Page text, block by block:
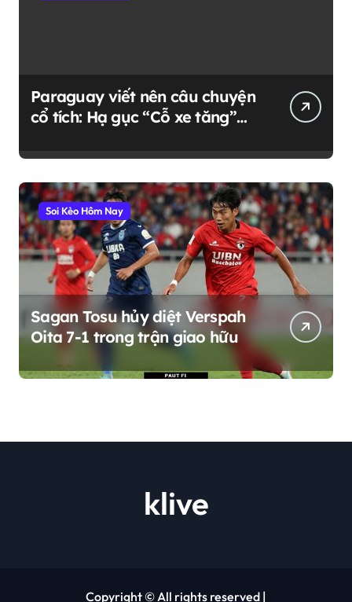
Paraguay viết nên câu chuyện
cổ tích: Hạ gục “Cỗ xe tăng”
Soi Kèo Hôm Nay
Sagan Tosu hủy diệt Verspah
Oita 7-1 trong trận giao hữu
klive
Copyright © All rights reserved |